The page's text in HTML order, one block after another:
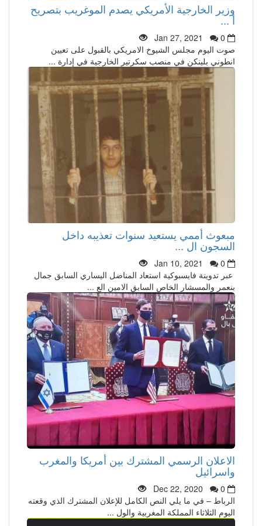
وزير الخارجية الأمريكي يصدم الموغريب بتصريح
أ ...
Jan 27, 2021
0
صوت اليوم مجلس الشيوخ الامريكي بالقبول على تعيين
انطوني بلينكن في منصب سكرتير الخارجية في إدارة ...
مبعوث أممي يستعيد سنوات تعذيبه داخل
السجون ال ...
Jan 10, 2021
0
عبر تدوينة فايسبوكية استعاد المناضل اليساري السابق جمال
بنعمر والمسشار الخاص السابق الامين الع ...
الاعلان الرسمي المشترك بين أمريكا والمغرب
واسرائيل
Dec 22, 2020
0
الرباط – في ما يلي النص الكامل للإعلان المشترك الذي وقعته
اليوم الثلاثاء المملكة المغربية والول ...